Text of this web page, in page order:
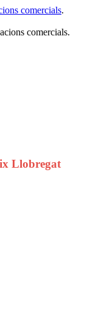
comercials.
comercials.
Llobregat